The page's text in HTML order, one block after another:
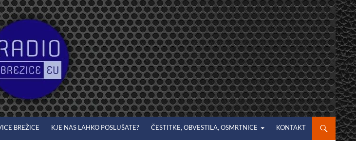
BREŽICE KJE NAS LAHKO POSLUŠATE? ČESTITKE, OBVESTILA, OSMRTNICE KONTAKT